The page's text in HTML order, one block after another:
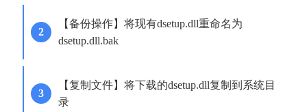
【备份操作】将现有dsetup.dll重命名为
dsetup.dll.bak
【复制文件】将下载的dsetup.dll复制到系统目
录